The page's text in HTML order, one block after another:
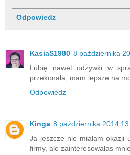
Odpowiedz
KasiaS1980 8 października
Lubię nawet odżywki w
przekonała, mam lepsze na
Odpowiedz
Kinga 8 października 2014
Ja jeszcze nie miałam okazji
firmy, ale zainteresowałas mnie